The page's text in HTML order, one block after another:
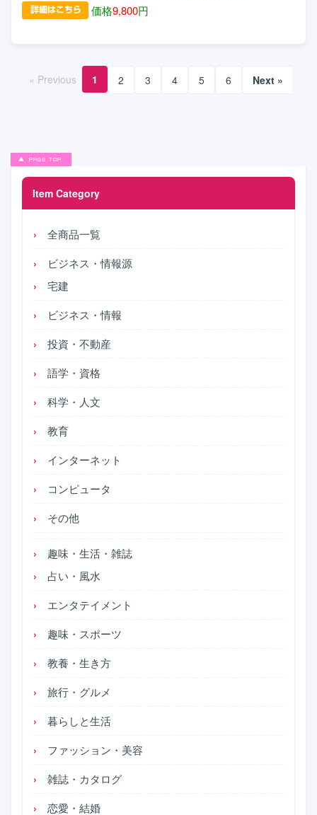
Item Category
全商品一覧
ビジネス・情報源
宅建
ビジネス・情報
投資・不動産
語学・資格
科学・人文
教育
インターネット
コンピュータ
その他
趣味・生活・雑誌
占い・風水
エンタテイメント
趣味・スポーツ
教養・生き方
旅行・グルメ
暮らしと生活
ファッション・美容
雑誌・カタログ
恋愛・結婚
価格9,800円
« Previous 1 2 3 4 5 6 Next »